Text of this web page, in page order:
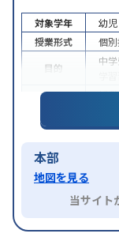
対象学年 幼児
授業形式
個
目的
中
学
授
ラ
本部
地図を見る
当サイト